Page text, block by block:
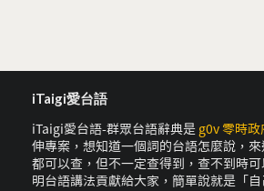
iTaigi愛台語
iTaigi愛台語-群眾台語辭典是 g0v 零時政
伸專案，想知道一個詞的台語怎麼說，
都可以查，但不一定查得到，查不到時
明台語講法貢獻給大家，簡單說就是「